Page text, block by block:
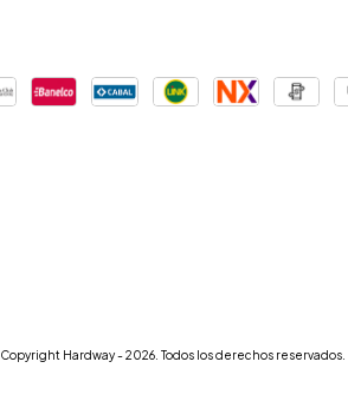
Copyright Hardway - 2026. Todos los derechos reservados.